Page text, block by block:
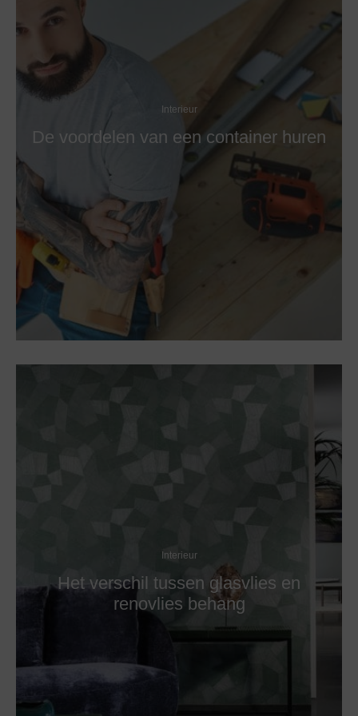
Interieur
De voordelen van een container huren
Interieur
Het verschil tussen glasvlies en
renovlies behang